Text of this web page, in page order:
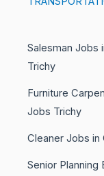
Salesman Jobs
Trichy
Furniture
Jobs Trichy
Cleaner Jobs in
Senior Planning